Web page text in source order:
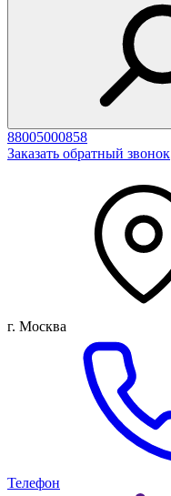
88005000858
Заказать обратный звонок
г. Москва
Телефон